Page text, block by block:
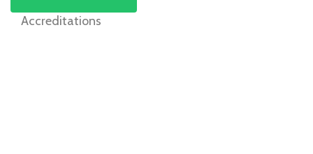
Accreditations